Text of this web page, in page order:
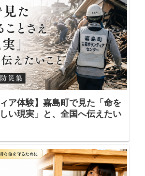
ア体験】嘉島町で見た「命を
い現実」と、全国へ伝えたい